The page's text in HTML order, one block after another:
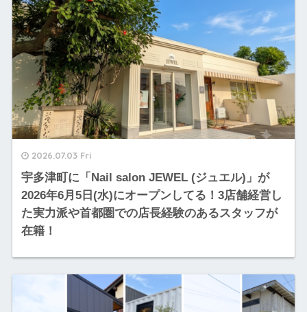
2026.07.03 Fri
宇多津町に「Nail salon JEWEL (ジュエル)」が
2026年6月5日(水)にオープンしてる！3店舗経営し
た実力派や首都圏での店長経験のあるスタッフが
在籍！